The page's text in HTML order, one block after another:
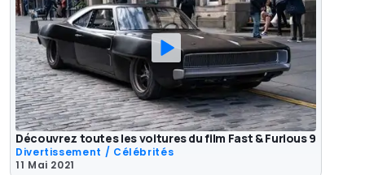
Découvrez toutes les voitures du film Fast & Furious 9
Divertissement / Célébrités
11 Mai 2021